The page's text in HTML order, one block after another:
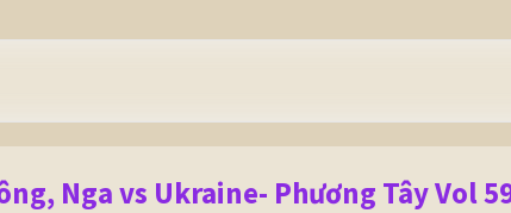
Nga vs Ukraine- Phương Tây Vol